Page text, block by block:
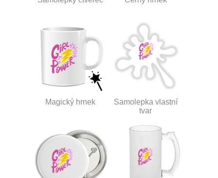
Magický hrnek
Samolepka vlastní
tvar